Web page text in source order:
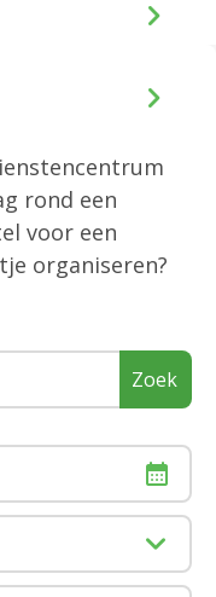
rond een
voor een
organiseren?
Zoek